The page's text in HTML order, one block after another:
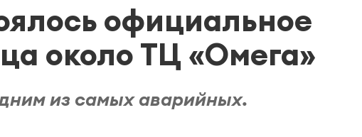
официальное
около ТЦ «Омега»
из самых аварийных.